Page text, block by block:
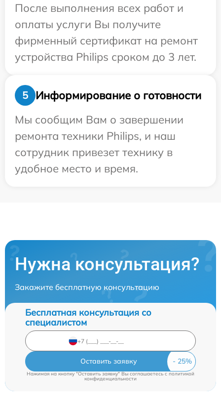
После выполнения всех работ и
оплаты услуги Вы получите
фирменный сертификат на ремонт
устройства Philips сроком до 3 лет.
5
Информирование о готовности
Мы сообщим Вам о завершении
ремонта техники Philips, и наш
сотрудник привезет технику в
удобное место и время.
Нужна консультация?
Закажите бесплатную консультацию
Бесплатная консультация со
специалистом
Оставить заявку
Нажимая на кнопку "Оставить заявку" Вы соглашаетесь c политикой
конфиденциальности